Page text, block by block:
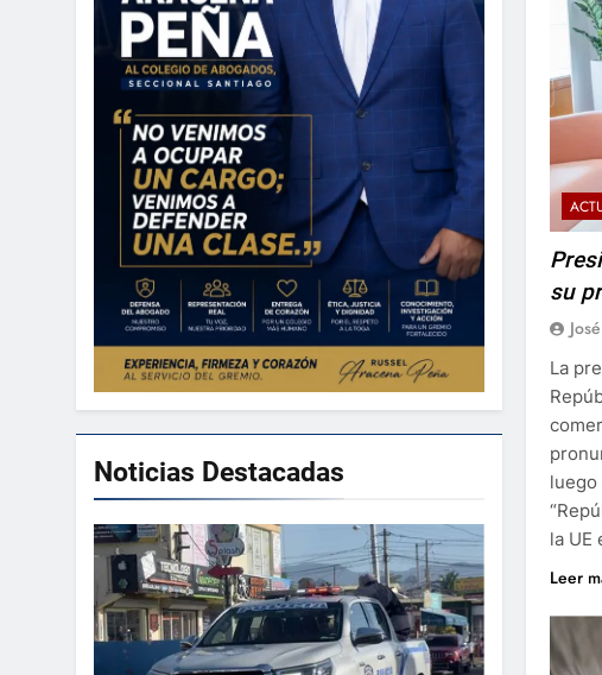
Noticias Destacadas
su
La
luego
la UE
Leer